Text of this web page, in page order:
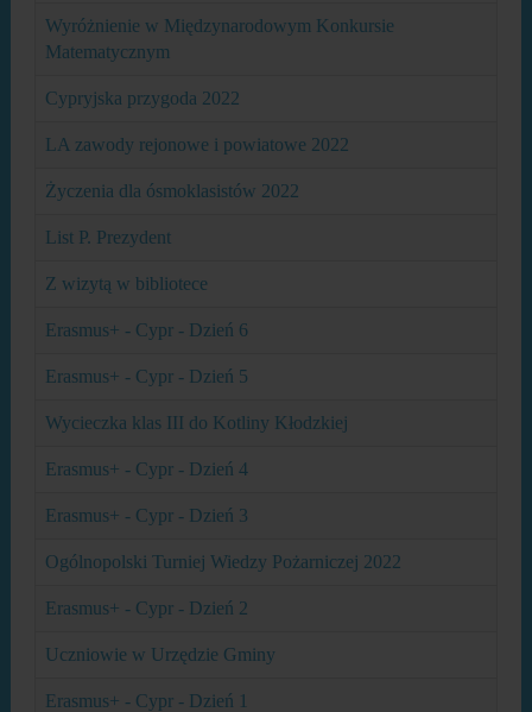
Wyróżnienie w Międzynarodowym Konkursie
Matematycznym
Cypryjska przygoda 2022
LA zawody rejonowe i powiatowe 2022
Życzenia dla ósmoklasistów 2022
List P. Prezydent
Z wizytą w bibliotece
Erasmus+ - Cypr - Dzień 6
Erasmus+ - Cypr - Dzień 5
Wycieczka klas III do Kotliny Kłodzkiej
Erasmus+ - Cypr - Dzień 4
Erasmus+ - Cypr - Dzień 3
Ogólnopolski Turniej Wiedzy Pożarniczej 2022
Erasmus+ - Cypr - Dzień 2
Uczniowie w Urzędzie Gminy
Erasmus+ - Cypr - Dzień 1